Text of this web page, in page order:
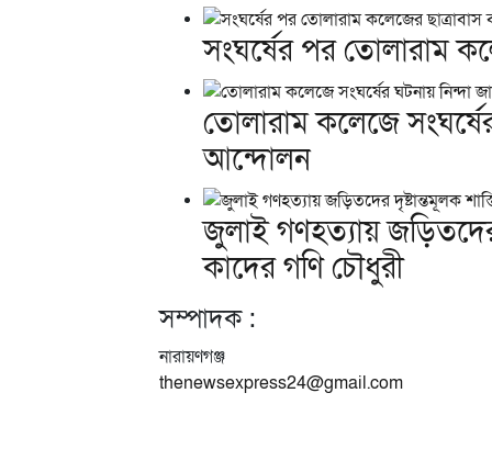
সংঘর্ষের পর তোলারাম
তোলারাম কলেজে
আন্দোলন
জুলাই গণহত্যায় জড়িতদের
কাদের গণি চৌধুরী
সম্পাদক :
নারায়ণগঞ্জ
thenewsexpress24@gmail.com